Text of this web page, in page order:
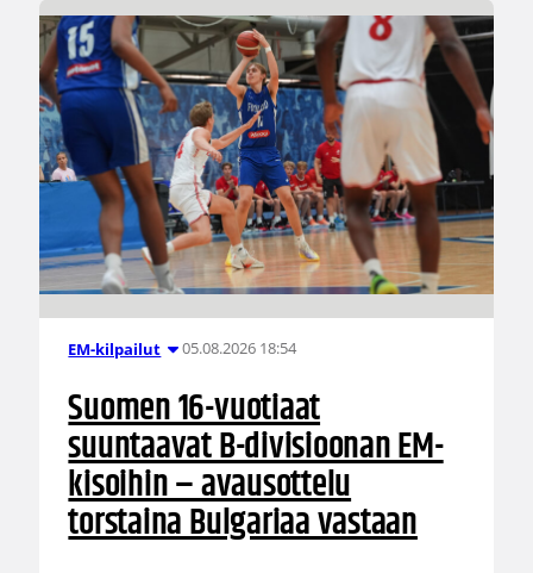
EM-kilpailut 05.08.2026 18:54
Suomen 16-vuotiaat
suuntaavat B-divisioonan EM-
kisoihin – avausottelu
torstaina Bulgariaa vastaan